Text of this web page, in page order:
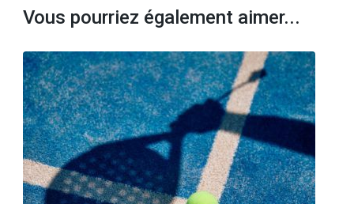
Vous pourriez également aimer...